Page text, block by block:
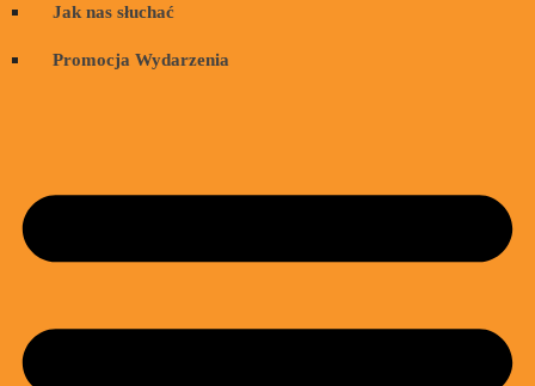
Jak nas słuchać
Promocja Wydarzenia